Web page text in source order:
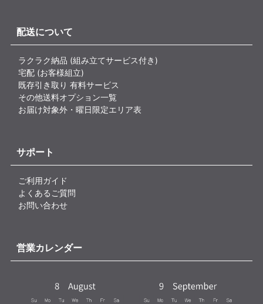
配送について
ラクラク納品 (組み立てサービス付き)
宅配 (お客様組立)
既存引き取り 有料サービス
その他送料オプション一覧
お届け対象外・曜日限定エリア表
サポート
ご利用ガイド
よくあるご質問
お問い合わせ
営業カレンダー